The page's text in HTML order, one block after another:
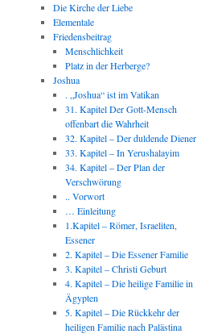
Die Kirche der Liebe
Elementale
Friedensbeitrag
Menschlichkeit
Platz in der Herberge?
Joshua
. „Joshua“ ist im Vatikan
31. Kapitel Der Gott-Mensch
offenbart die Wahrheit
32. Kapitel – Der duldende Diener
33. Kapitel – In Yerushalayim
34. Kapitel – Der Plan der
Verschwörung
.. Vorwort
… Einleitung
1.Kapitel – Römer, Israeliten,
Essener
2. Kapitel – Die Essener Familie
3. Kapitel – Christi Geburt
4. Kapitel – Die heilige Familie in
Ägypten
5. Kapitel – Die Rückkehr der
heiligen Familie nach Palästina